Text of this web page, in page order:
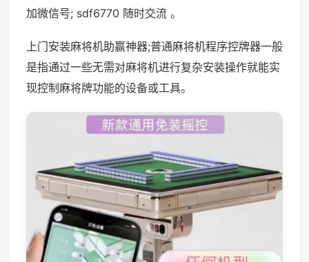
加微信号; sdf6770 随时交流 。
上门安装麻将机助赢神器;普通麻将机程序控牌器一般
是指通过一些无需对麻将机进行复杂安装操作就能实
现控制麻将牌功能的设备或工具。